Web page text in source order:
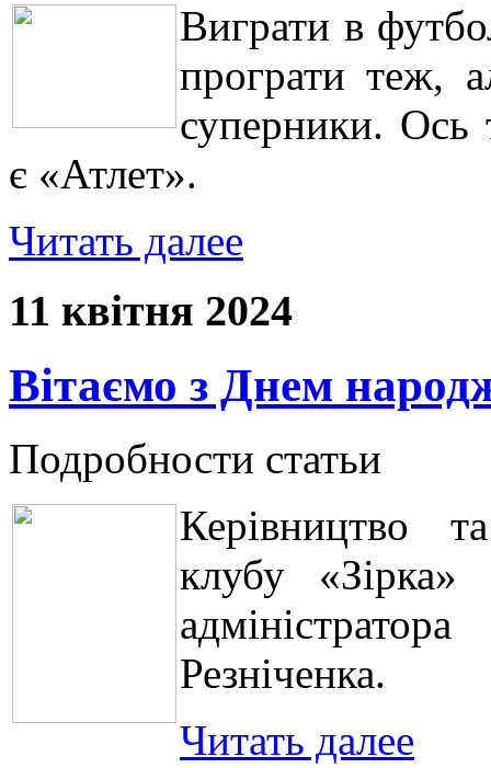
Виграти в
програти теж,
суперники. Ось
є «Атлет».
Читать далее
11 квітня 2024
Вітаємо з Днем
Подробности статьи
Керівництво
клубу
Резніченка.
Читать далее